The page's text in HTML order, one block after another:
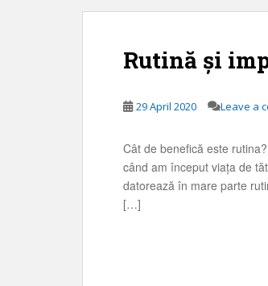
Rutină și
29 April 2020 Leave a
Cât de benefică este
când am început viața de
datorează în mare parte
[…]